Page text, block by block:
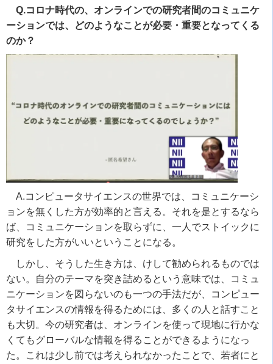
Q.コロナ時代の、オンラインでの研究者間のコミュニケ
ーションでは、どのようなことが必要・重要となってくる
のか？
A.コンピュータサイエンスの世界では、コミュニケーシ
ョンを無くした方が効率的と言える。それを是とするなら
ば、コミュニケーションを取らずに、一人でストイックに
研究をした方がいいということになる。
しかし、そうした生き方は、けして勧められるものでは
ない。自分のテーマを突き詰めるという意味では、コミュ
ニケーションを図らないのも一つの手法だが、コンピュー
タサイエンスの情報を得るためには、多くの人と話すこと
も大切。今の研究者は、オンラインを使って現地に行かな
くてもグローバルな情報を得ることができるようになっ
た。これは少し前では考えられなかったことで、若者にと